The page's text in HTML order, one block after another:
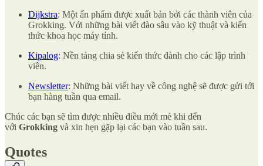
Dijkstra: Một ấn phẩm được xuất bản bởi các thành viên của
Grokking. Với những bài viết đào sâu vào kỹ thuật và kiến
thức khoa học máy tính.
Kipalog: Nền tảng chia sẻ kiến thức dành cho các lập trình
viên.
Newsletter: Những bài viết hay về công nghệ sẽ được gửi tới
bạn hàng tuần qua email.
Chúc các bạn sẽ tìm được nhiều điều mới mẻ khi đến
với Grokking và xin hẹn gặp lại các bạn vào tuần sau.
Quotes